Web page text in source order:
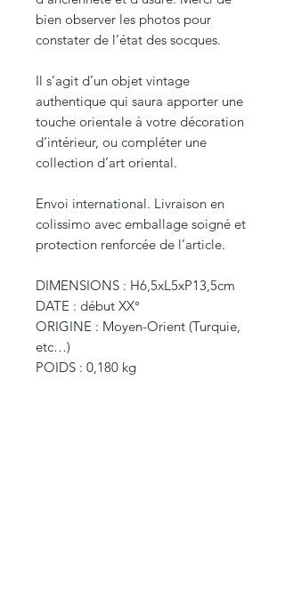
bien observer les photos pour
constater de l’état des socques.
Il s’agit d’un objet vintage
authentique qui saura apporter une
touche orientale à votre décoration
d’intérieur, ou compléter une
collection d’art oriental.
Envoi international. Livraison en
colissimo avec emballage soigné et
protection renforcée de l’article.
DIMENSIONS : H6,5xL5xP13,5cm
DATE : début XX°
ORIGINE : Moyen-Orient (Turquie,
etc…)
POIDS : 0,180 kg